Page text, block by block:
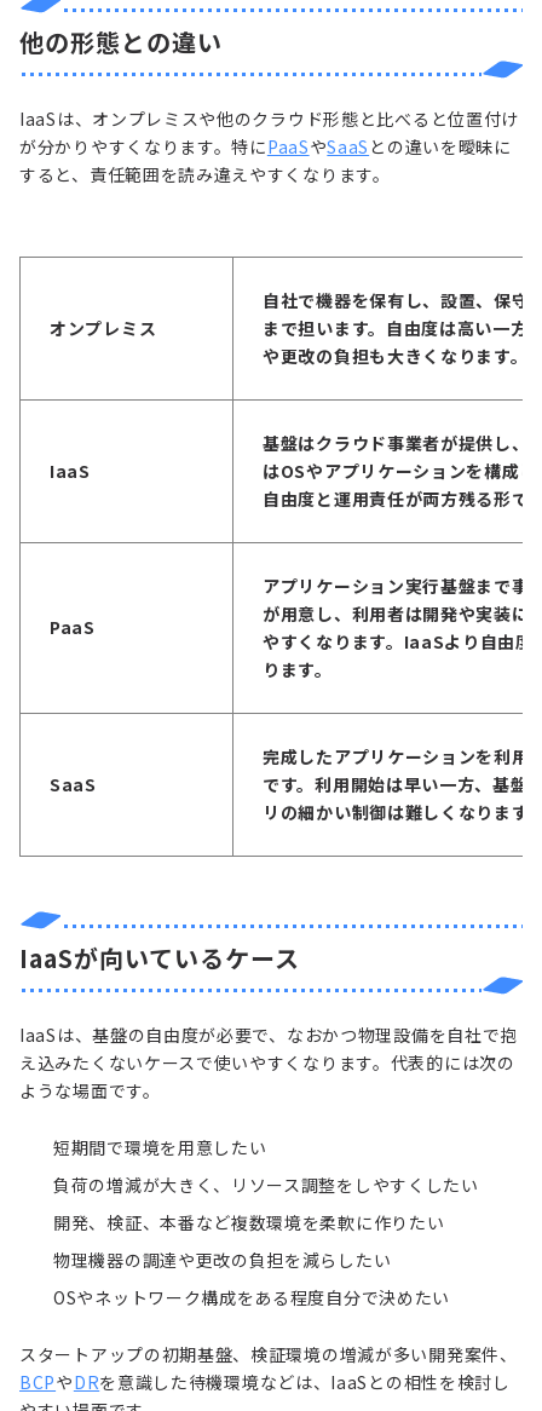
他の形態との違い
IaaSは、オンプレミスや他のクラウド形態と比べると位置付け
が分かりやすくなります。特にPaaSやSaaS との違いを曖昧に
すると、責任範囲を読み違えやすくなります。
オンプレミス
自社で機器を保有し、設置、保守
まで担います。自由度は高い一方
や更改の負担も大きくなります。
IaaS
基盤はクラウド事業者が提供し、
はOSやアプリケーションを構成し
自由度と運用責任が両方残る形で
PaaS
アプリケーション実行基盤まで事
が用意し、利用者は開発や実装に
やすくなります。IaaSより自由度
ります。
SaaS
完成したアプリケーションを利用
です。利用開始は早い一方、基盤
リの細かい制御は難しくなります
IaaSが向いているケース
IaaSは、基盤の自由度が必要で、なおかつ物理設備を自社で抱
え込みたくないケースで使いやすくなります。代表的には次の
ような場面です。
短期間で環境を用意したい
負荷の増減が大きく、リソース調整をしやすくしたい
開発、検証、本番など複数環境を柔軟に作りたい
物理機器の調達や更改の負担を減らしたい
OSやネットワーク構成をある程度自分で決めたい
スタートアップの初期基盤、検証環境の増減が多い開発案件、
BCPやDRを意識した待機環境などは、IaaSとの相性を検討し